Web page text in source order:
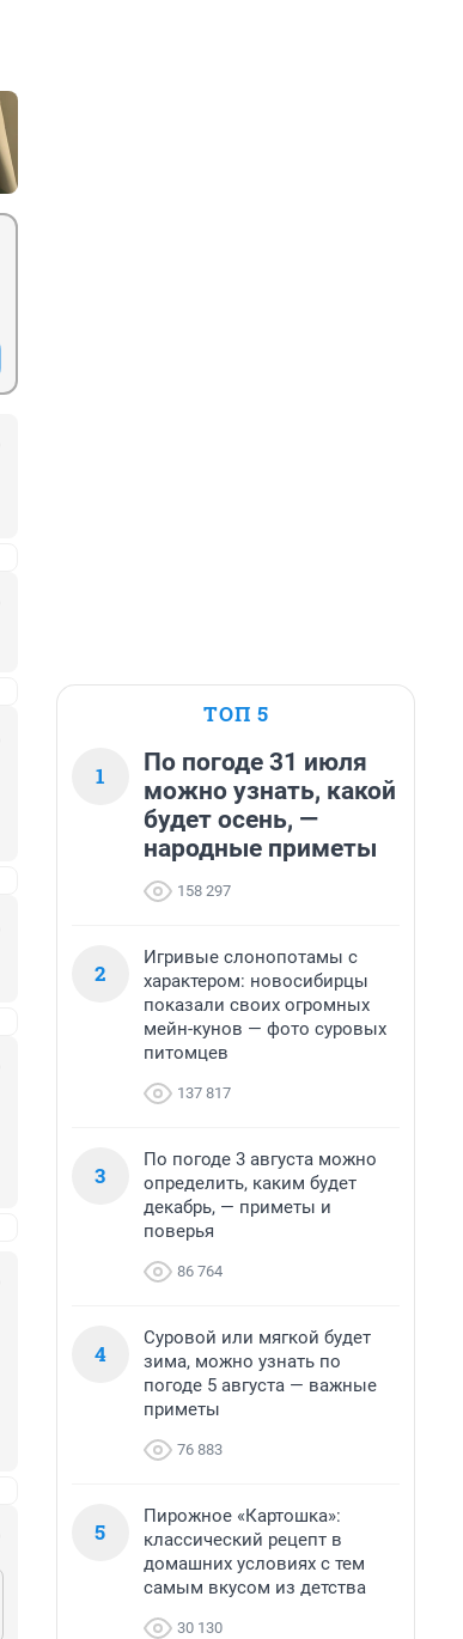
ТОП 5
1
По погоде 31 июля
можно узнать, какой
будет осень, —
народные приметы
158 297
2
Игривые слонопотамы с
характером: новосибирцы
показали своих огромных
мейн-кунов — фото суровых
питомцев
137 817
3
По погоде 3 августа можно
определить, каким будет
декабрь, — приметы и
поверья
86 764
4
Суровой или мягкой будет
зима, можно узнать по
погоде 5 августа — важные
приметы
76 883
5
Пирожное «Картошка»:
классический рецепт в
домашних условиях с тем
самым вкусом из детства
30 130